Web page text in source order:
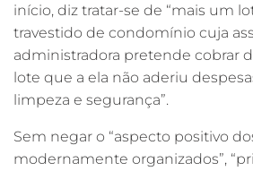
início, diz tratar-se de “mais um
travestido de condomínio cuja
administradora pretende cobrar
lote que a ela não aderiu
limpeza e segurança”.
Sem negar o “aspecto positivo
modernamente organizados”,